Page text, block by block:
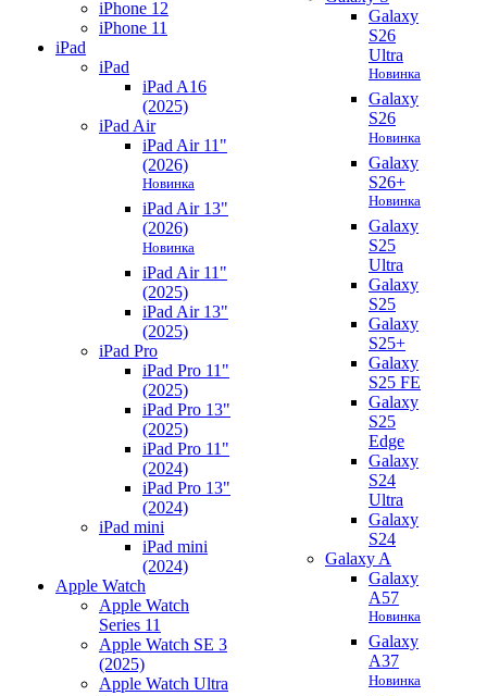
iPhone 12
iPhone 11
iPad
iPad
iPad A16
(2025)
iPad Air
iPad Air 11"
(2026)
Новинка
iPad Air 13"
(2026)
Новинка
iPad Air 11"
(2025)
iPad Air 13"
(2025)
iPad Pro
iPad Pro 11"
(2025)
iPad Pro 13"
(2025)
iPad Pro 11"
(2024)
iPad Pro 13"
(2024)
iPad mini
iPad mini
(2024)
Apple Watch
Apple Watch
Series 11
Apple Watch SE 3
(2025)
Apple Watch Ultra
Galaxy
S26
Ultra
Новинка
Galaxy
S26
Новинка
Galaxy
S26+
Новинка
Galaxy
S25
Ultra
Galaxy
S25
Galaxy
S25+
Galaxy
S25 FE
Galaxy
S25
Edge
Galaxy
S24
Ultra
Galaxy
S24
Galaxy A
Galaxy
A57
Новинка
Galaxy
A37
Новинка